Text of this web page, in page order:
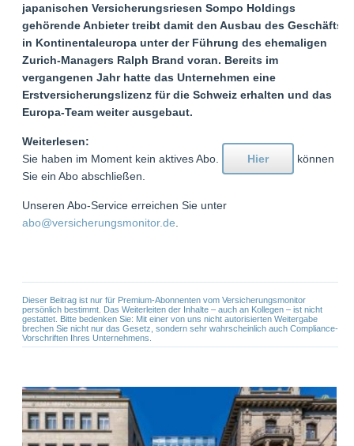
japanischen Versicherungsriesen Sompo Holdings
gehörende Anbieter treibt damit den Ausbau des Geschäfts
in Kontinentaleuropa unter der Führung des ehemaligen
Zurich-Managers Ralph Brand voran. Bereits im
vergangenen Jahr hatte das Unternehmen eine
Erstversicherungslizenz für die Schweiz erhalten und das
Europa-Team weiter ausgebaut.
Weiterlesen:
Sie haben im Moment kein aktives Abo.
Hier
können
Sie ein Abo abschließen.
Unseren Abo-Service erreichen Sie unter
abo@versicherungsmonitor.de
Dieser Beitrag ist nur für Premium-Abonnenten vom Versicherungsmonitor
persönlich bestimmt. Das Weiterleiten der Inhalte – auch an Kollegen – ist nicht
gestattet. Bitte bedenken Sie: Mit einer von uns nicht autorisierten Weitergabe
brechen Sie nicht nur das Gesetz, sondern sehr wahrscheinlich auch Compliance-
Vorschriften Ihres Unternehmens.